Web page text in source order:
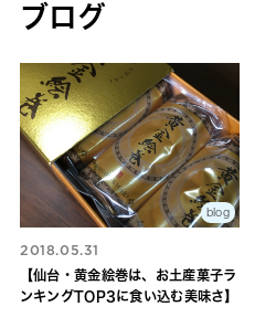
ブログ
blog
2018.05.31
【仙台・黄金絵巻は、お土産菓子ラ
ンキングTOP3に食い込む美味さ】